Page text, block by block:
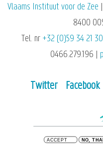
Vlaams Instituut voor de Zee
8400
Tel. nr +32 (0)59 34 21 30
0466.279.196 |
Twitter Facebook
ACCEPT NO,